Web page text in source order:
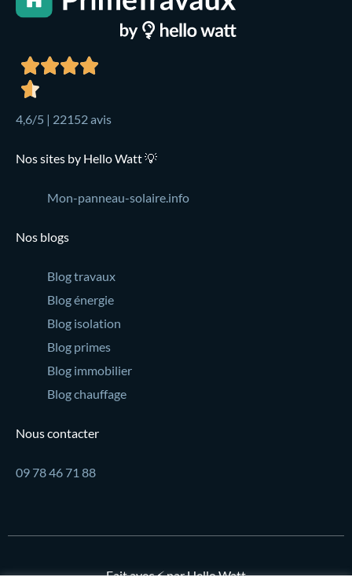
4,6/5 | 22152 avis
Nos sites by Hello Watt 💡
Mon-panneau-solaire.info
Nos blogs
Blog travaux
Blog énergie
Blog isolation
Blog primes
Blog immobilier
Blog chauffage
Nous contacter
09 78 46 71 88
Fait avec ⚡ par Hello Watt